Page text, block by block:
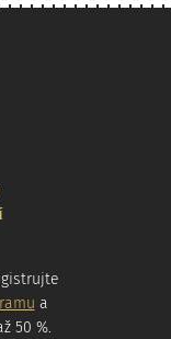
a
50 %.